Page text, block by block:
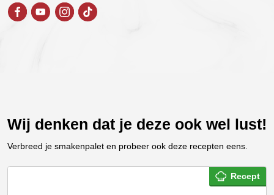
Wij denken dat je deze ook wel lust!
Verbreed je smakenpalet en probeer ook deze recepten eens.
Recept